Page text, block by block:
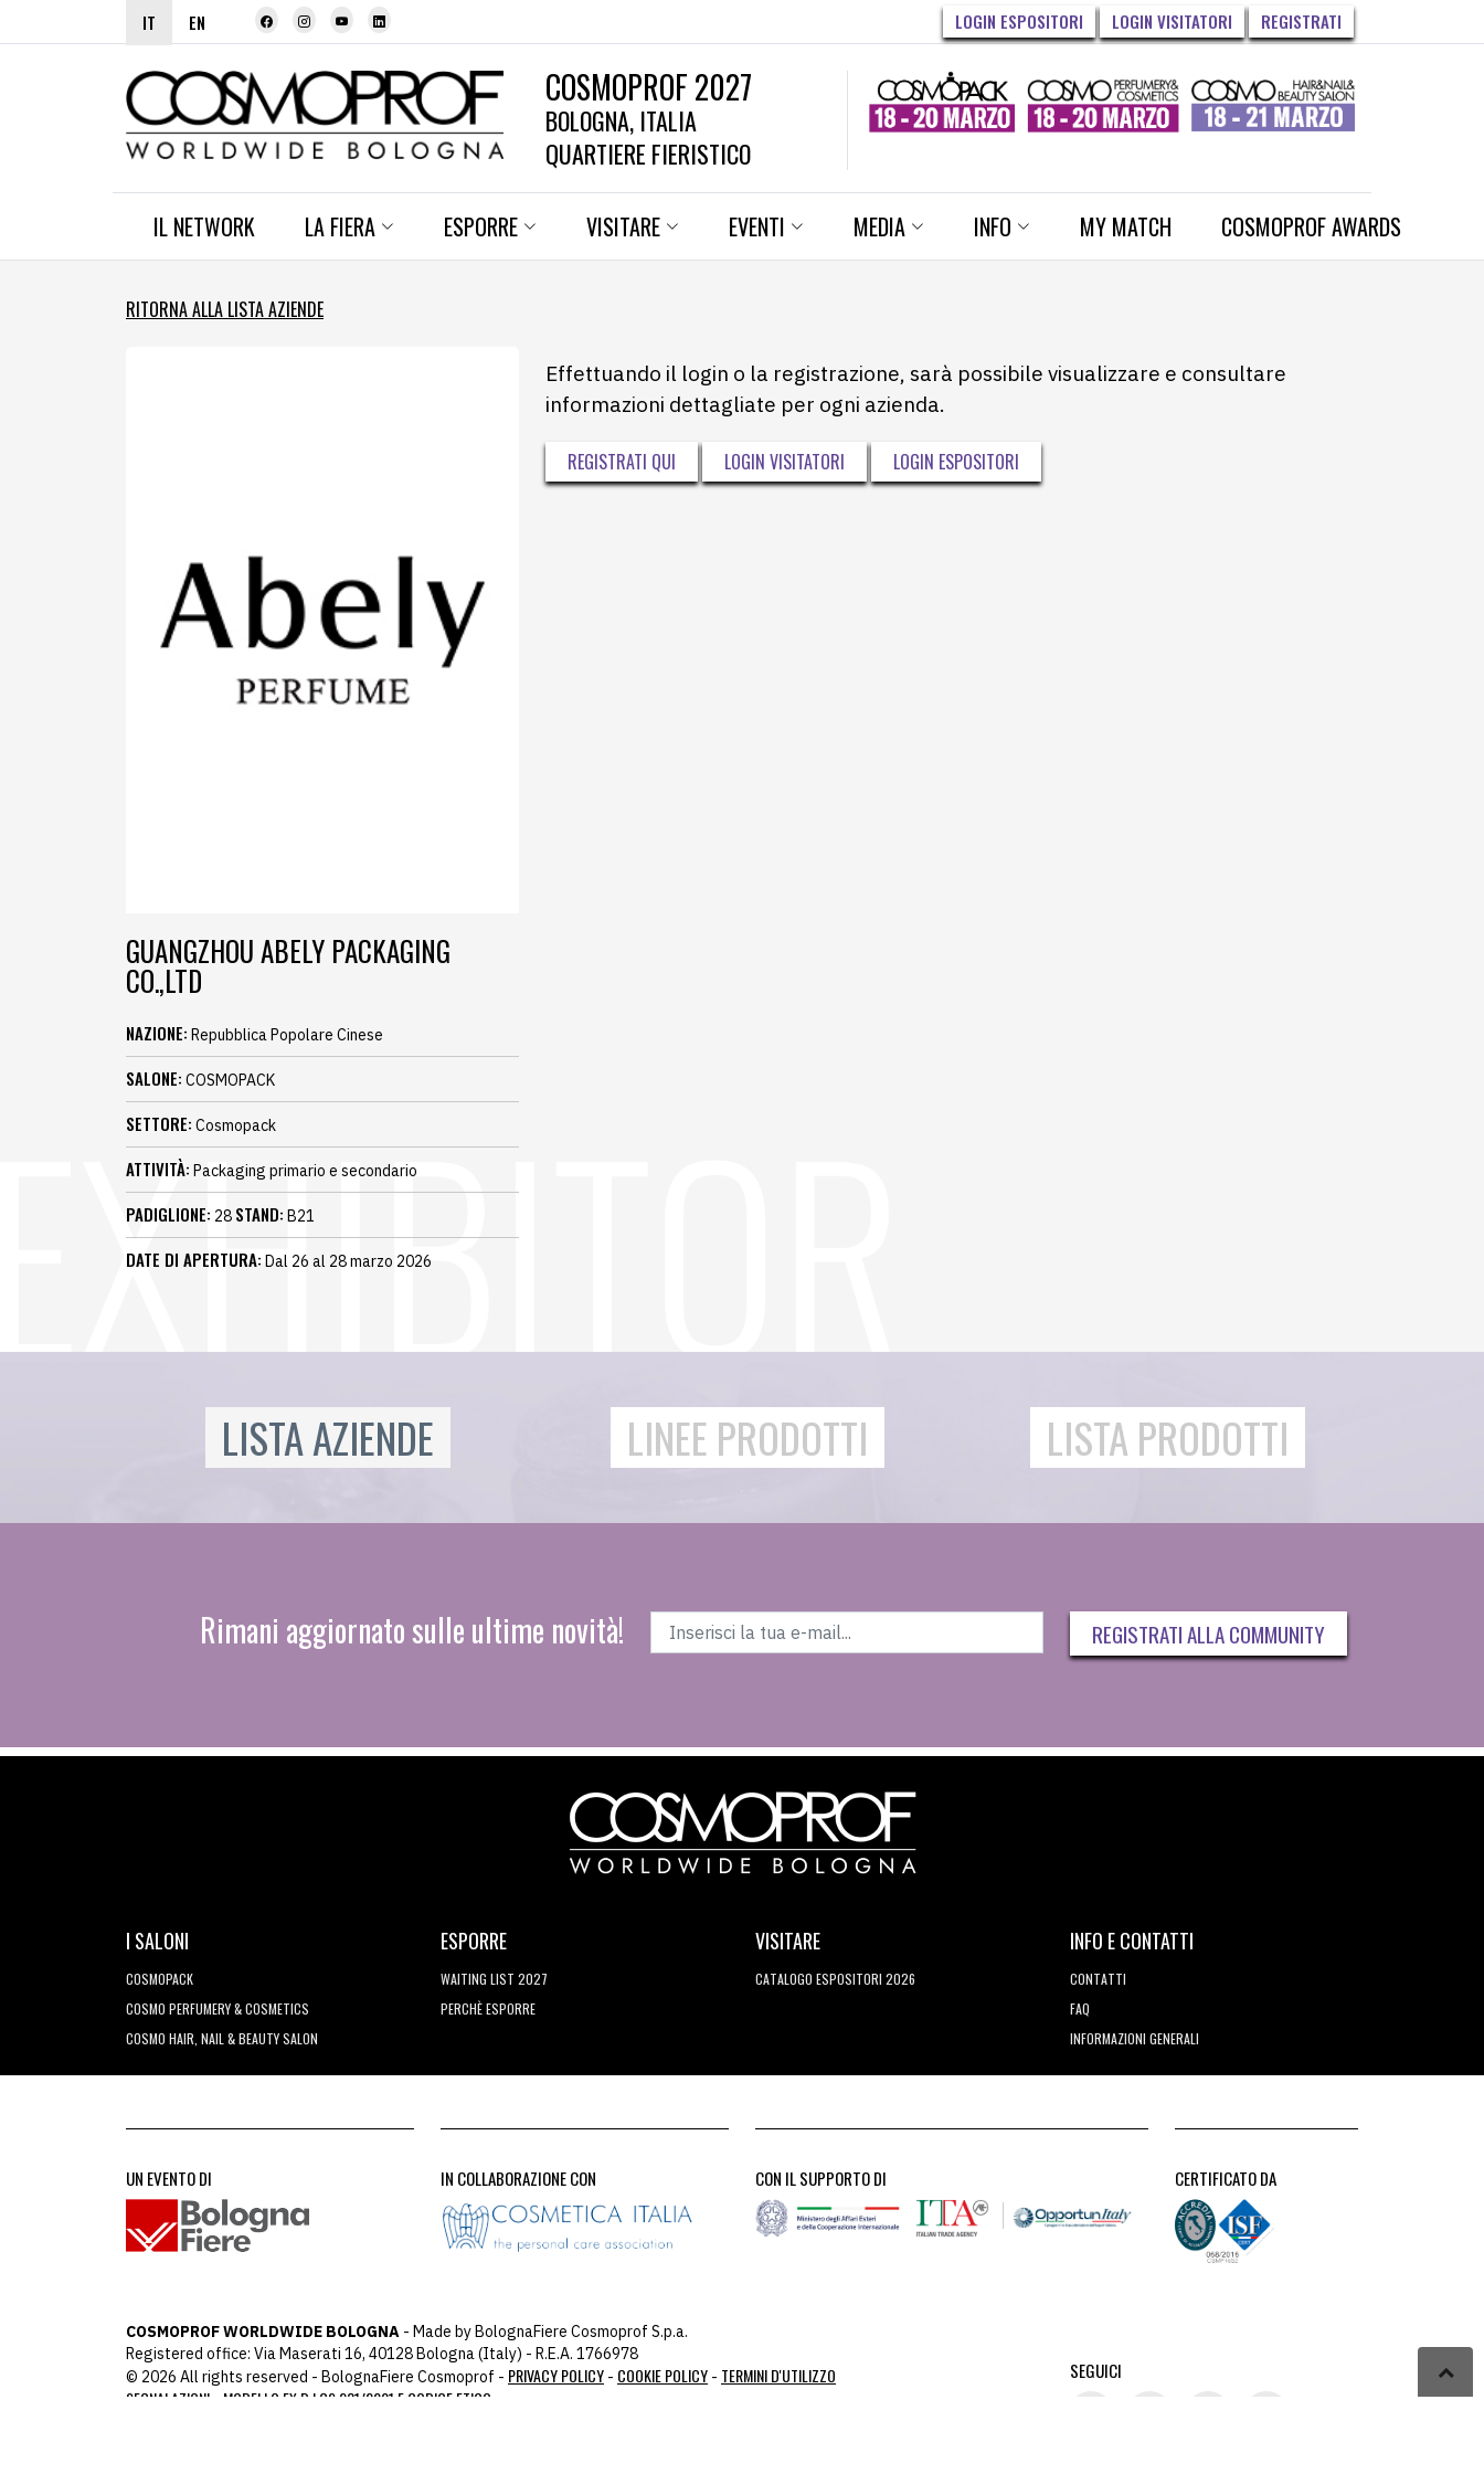
IT EN LOGIN ESPOSITORI LOGIN VISITATORI REGISTRATI
COSMOPROF 2027
BOLOGNA, ITALIA
QUARTIERE FIERISTICO
IL NETWORK LA FIERA ESPORRE VISITARE EVENTI MEDIA INFO MY MATCH COSMOPROF AWARDS
RITORNA ALLA LISTA AZIENDE
GUANGZHOU ABELY PACKAGING
CO.,LTD
NAZIONE: Repubblica Popolare Cinese
SALONE: COSMOPACK
SETTORE: Cosmopack
ATTIVITÀ: Packaging primario e secondario
PADIGLIONE: 28 STAND: B21
DATE DI APERTURA: Dal 26 al 28 marzo 2026
Effettuando il login o la registrazione, sarà possibile visualizzare e consultare
informazioni dettagliate per ogni azienda.
REGISTRATI QUI LOGIN VISITATORI LOGIN ESPOSITORI
LISTA AZIENDE LINEE PRODOTTI LISTA PRODOTTI
Rimani aggiornato sulle ultime novità! REGISTRATI ALLA COMMUNITY
I SALONI
COSMOPACK
COSMO PERFUMERY & COSMETICS
COSMO HAIR, NAIL & BEAUTY SALON
ESPORRE
WAITING LIST 2027
PERCHÈ ESPORRE
VISITARE
CATALOGO ESPOSITORI 2026
INFO E CONTATTI
CONTATTI
FAQ
INFORMAZIONI GENERALI
UN EVENTO DI IN COLLABORAZIONE CON CON IL SUPPORTO DI CERTIFICATO DA
COSMOPROF WORLDWIDE BOLOGNA - Made by BolognaFiere Cosmoprof S.p.a.
Registered office: Via Maserati 16, 40128 Bologna (Italy) - R.E.A. 1766978
© 2026 All rights reserved - BolognaFiere Cosmoprof - PRIVACY POLICY - COOKIE POLICY - TERMINI D'UTILIZZO
SEGNALAZIONI
MODELLO EX D.LGS 231/2001 E CODICE ETICO
SEGUICI